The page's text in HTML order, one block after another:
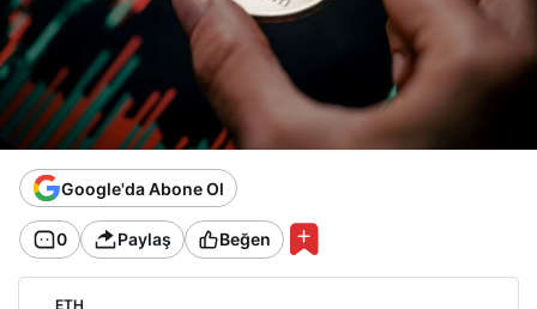
Google'da Abone Ol
0 Paylaş Beğen
ETH